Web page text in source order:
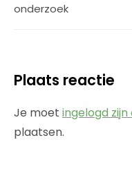
onderzoek
Plaats reactie
Je moet ingelogd zijn
plaatsen.